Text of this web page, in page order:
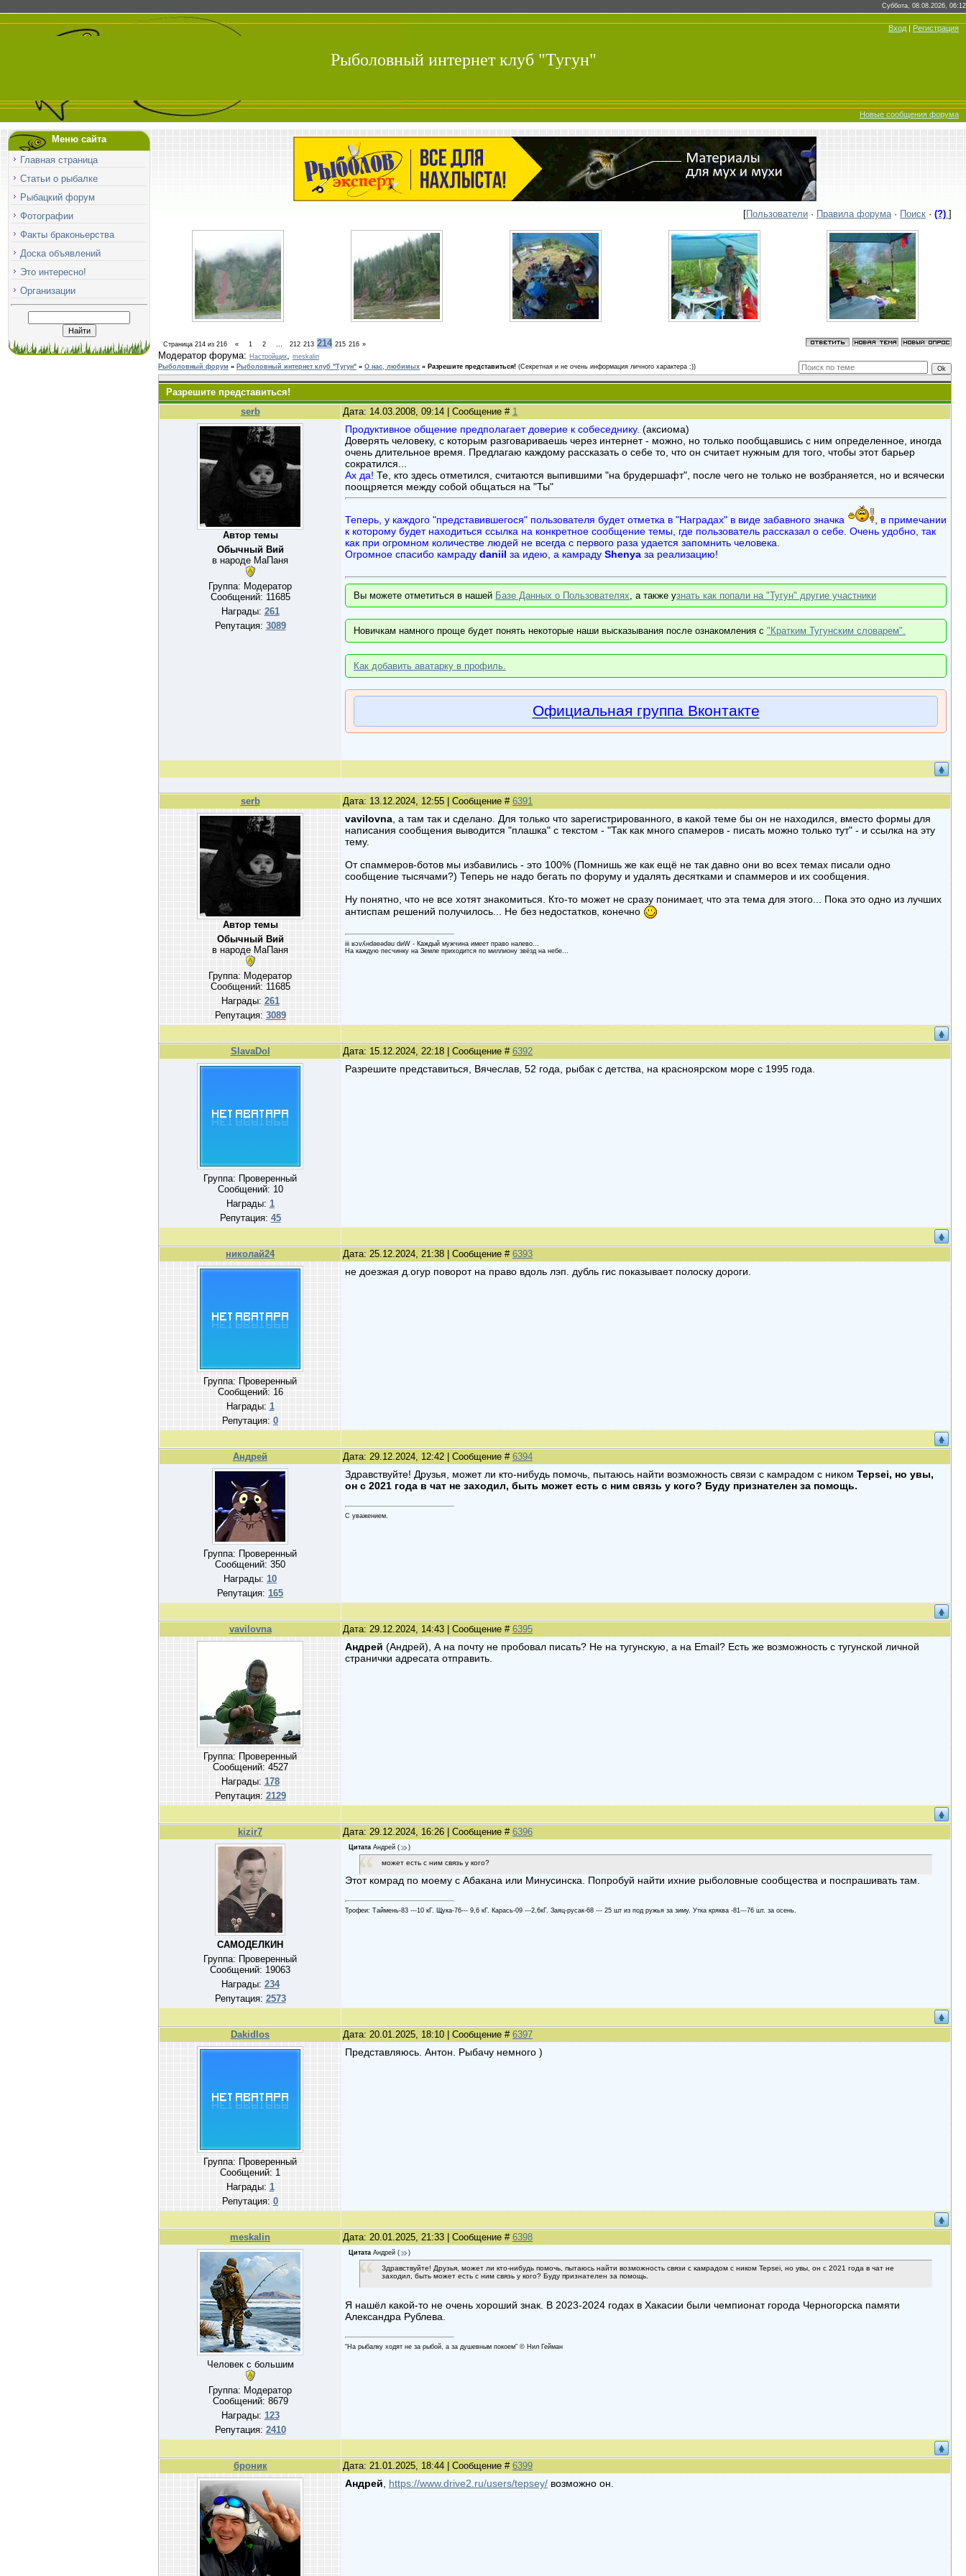
Суббота, 08.08.2026, 06:12
Вход | Регистрация
Рыболовный интернет клуб "Тугун"
Новые сообщения форума
Меню сайта
Главная страница
Статьи о рыбалке
Рыбацкий форум
Фотографии
Факты браконьерства
Доска объявлений
Это интересно!
Организации
[Пользователи · Правила форума· Поиск · (?) ]
Страница 214 из 216 « 1 2 … 212 213 214 215 216 »
Модератор форума: Настройщик, meskalin
Рыболовный форум » Рыболовный интернет клуб "Тугун" » О нас, любимых » Разрешите представиться! (Секретная и не очень информация личного характера :))
Разрешите представиться!
serb
Дата: 14.03.2008, 09:14 | Сообщение # 1
Автор темы
Обычный Вий
в народе МаПаня
Группа: Модератор
Сообщений: 11685
Награды: 261
Репутация: 3089
Продуктивное общение предполагает доверие к собеседнику. (аксиома)
Доверять человеку, с которым разговариваешь через интернет - можно, но только пообщавшись с ним определенное, иногда
очень длительное время. Предлагаю каждому рассказать о себе то, что он считает нужным для того, чтобы этот барьер
сократился...
Ах да! Те, кто здесь отметился, считаются выпившими "на брудершафт", после чего не только не возбраняется, но и всячески
поощряется между собой общаться на "Ты"
Теперь, у каждого "представившегося" пользователя будет отметка в "Наградах" в виде забавного значка
, в примечании
к которому будет находиться ссылка на конкретное сообщение темы, где пользователь рассказал о себе. Очень удобно, так
как при огромном количестве людей не всегда с первого раза удается запомнить человека.
Огромное спасибо камраду daniil за идею, а камраду Shenya за реализацию!
Вы можете отметиться в нашей Базе Данных о Пользователях, а также узнать как попали на "Тугун" другие участники
Новичкам намного проще будет понять некоторые наши высказывания после ознакомления с "Кратким Тугунским словарем".
Как добавить аватарку в профиль.
Официальная группа Вконтакте
serb Дата: 13.12.2024, 12:55 | Сообщение # 6391
Автор темы
Обычный Вий
в народе МаПаня
Группа: Модератор
Сообщений: 11685
Награды: 261
Репутация: 3089
vavilovna , а там так и сделано. Для только что зарегистрированного, в какой теме бы он не находился, вместо формы для
написания сообщения выводится "плашка" с текстом - "Так как много спамеров - писать можно только тут" - и ссылка на эту
тему.
От спаммеров-ботов мы избавились - это 100% (Помнишь же как ещё не так давно они во всех темах писали одно
сообщение тысячами?) Теперь не надо бегать по форуму и удалять десятками и спаммеров и их сообщения.
Ну понятно, что не все хотят знакомиться. Кто-то может не сразу понимает, что эта тема для этого... Пока это одно из лучших
антиспам решений получилось... Не без недостатков, конечно
iii ʁɔvʎнdǝʚǝdǝu dиW - Каждый мужчина имеет право налево...
На каждую песчинку на Земле приходится по миллиону звёзд на небе...
SlavaDol Дата: 15.12.2024, 22:18 | Сообщение # 6392
Группа: Проверенный
Сообщений: 10
Награды: 1
Репутация: 45
Разрешите представиться, Вячеслав, 52 года, рыбак с детства, на красноярском море с 1995 года.
николай24 Дата: 25.12.2024, 21:38 | Сообщение # 6393
Группа: Проверенный
Сообщений: 16
Награды: 1
Репутация: 0
не доезжая д.огур поворот на право вдоль лэп. дубль гис показывает полоску дороги.
Андрей Дата: 29.12.2024, 12:42 | Сообщение # 6394
Группа: Проверенный
Сообщений: 350
Награды: 10
Репутация: 165
Здравствуйте! Друзья, может ли кто-нибудь помочь, пытаюсь найти возможность связи с камрадом с ником Tepsei, но увы,
он с 2021 года в чат не заходил, быть может есть с ним связь у кого? Буду признателен за помощь.
С уважением.
vavilovna Дата: 29.12.2024, 14:43 | Сообщение # 6395
Группа: Проверенный
Сообщений: 4527
Награды: 178
Репутация: 2129
Андрей (Андрей), А на почту не пробовал писать? Не на тугунскую, а на Email? Есть же возможность с тугунской личной
странички адресата отправить.
kizir7 Дата: 29.12.2024, 16:26 | Сообщение # 6396
САМОДЕЛКИН
Группа: Проверенный
Сообщений: 19063
Награды: 234
Репутация: 2573
Цитата Андрей ( )
может есть с ним связь у кого?
Этот комрад по моему с Абакана или Минусинска. Попробуй найти ихние рыболовные сообщества и поспрашивать там.
Трофеи: Таймень-83 ---10 кГ. Щука-76--- 9,6 кГ. Карась-09 ---2,6кГ. Заяц-русак-68 --- 25 шт из под ружья за зиму. Утка кряква -81---76 шт. за осень.
Dakidlos Дата: 20.01.2025, 18:10 | Сообщение # 6397
Группа: Проверенный
Сообщений: 1
Награды: 1
Репутация: 0
Представляюсь. Антон. Рыбачу немного )
meskalin Дата: 20.01.2025, 21:33 | Сообщение # 6398
Человек с большим
Группа: Модератор
Сообщений: 8679
Награды: 123
Репутация: 2410
Цитата Андрей ( )
Здравствуйте! Друзья, может ли кто-нибудь помочь, пытаюсь найти возможность связи с камрадом с ником Tepsei, но увы, он с 2021 года в чат не
заходил, быть может есть с ним связь у кого? Буду признателен за помощь.
Я нашёл какой-то не очень хороший знак. В 2023-2024 годах в Хакасии были чемпионат города Черногорска памяти
Александра Рублева.
“На рыбалку ходят не за рыбой, а за душевным покоем” © Нил Гейман
броник Дата: 21.01.2025, 18:44 | Сообщение # 6399
Андрей https://www.drive2.ru/users/tepsey/ возможно он.